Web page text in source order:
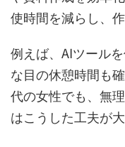
使時間を減らし、
例えば、AIツール
な目の休憩時間も
代の女性でも、無
はこうした工夫が大